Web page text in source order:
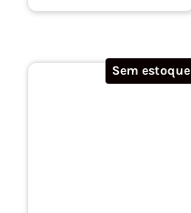
Sem estoque